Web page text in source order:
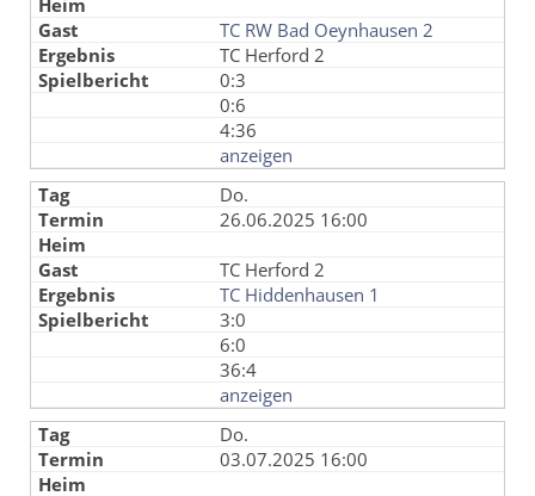
TC RW Bad Oeynhausen 2
TC Herford 2
0:3
0:6
4:36
anzeigen
Do.
26.06.2025 16:00
TC Herford 2
TC Hiddenhausen 1
3:0
6:0
36:4
anzeigen
Do.
03.07.2025 16:00